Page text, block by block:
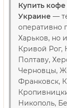
Купить кофе
Украине —
оперативно
Харьков, но
Кривой Рог,
Полтаву,
Черновцы,
Франковск,
Никополь,